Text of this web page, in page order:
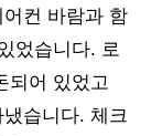
컨 바람과 함
었습니다. 로
되어 있었고
습니다. 체크